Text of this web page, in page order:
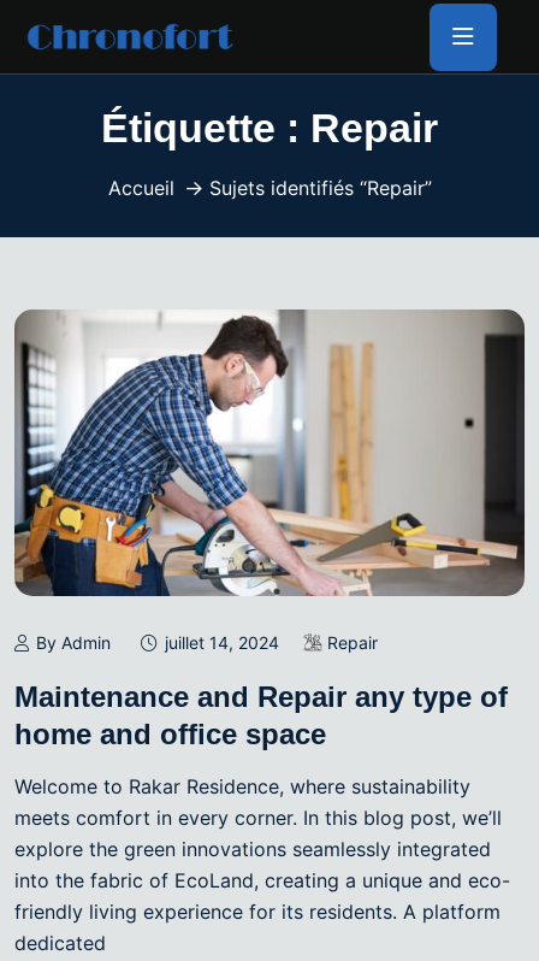
Étiquette : Repair
Accueil Sujets identifiés “Repair”
By Admin juillet 14, 2024 Repair
Maintenance and Repair any type of
home and office space
Welcome to Rakar Residence, where sustainability
meets comfort in every corner. In this blog post, we’ll
explore the green innovations seamlessly integrated
into the fabric of EcoLand, creating a unique and eco-
friendly living experience for its residents. A platform
dedicated